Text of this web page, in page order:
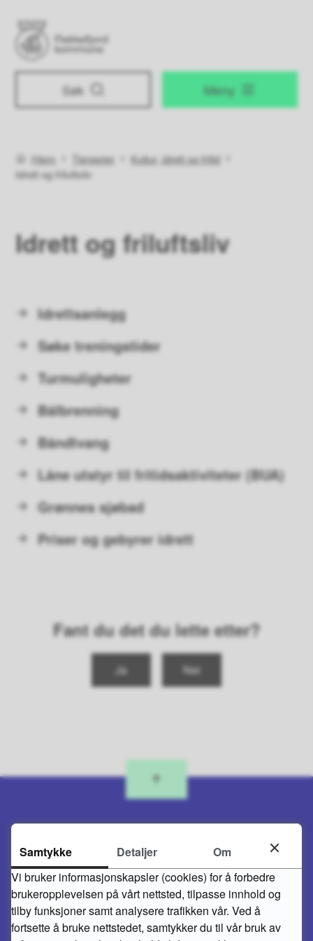
Flekkefjord kommune
Søk Meny
Du er her:
Hjem Tjenester
Kultur, idrett og fritid
Idrett og friluftsliv
Idrett og friluftsliv
Idrettsanlegg
Søke treningstider
Turmuligheter
Bålbrenning
Båndtvang
Låne utstyr til fritidsaktiviteter (BUA)
Grønnes sjøbad
Priser og gebyrer idrett
Fant du det du lette etter?
Ja Nei
Skriv til oss
FLEKKEFJORD KOMMUNE
Kirkegaten 50
4400 Flekkefjord
Samtykke Detaljer
Om
Vi bruker informasjonskapsler (cookies) for å forbedre
brukeropplevelsen på vårt nettsted, tilpasse innhold og
tilby funksjoner samt analysere trafikken vår. Ved å
fortsette å bruke nettstedet, samtykker du til vår bruk av